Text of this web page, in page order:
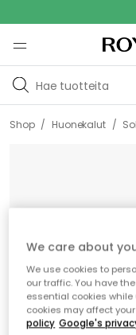
Shop / Huonekalut /
We care about
We use cookies to
our traffic. You have
essential cookies while
cookies may affect
policy Google's